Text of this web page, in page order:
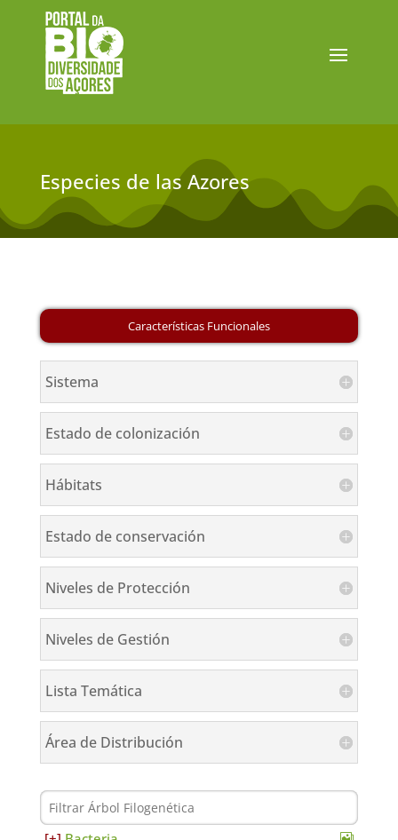
Especies de las Azores
Sistema
Estado de colonización
Hábitats
Estado de conservación
Niveles de Protección
Niveles de Gestión
Lista Temática
Área de Distribución